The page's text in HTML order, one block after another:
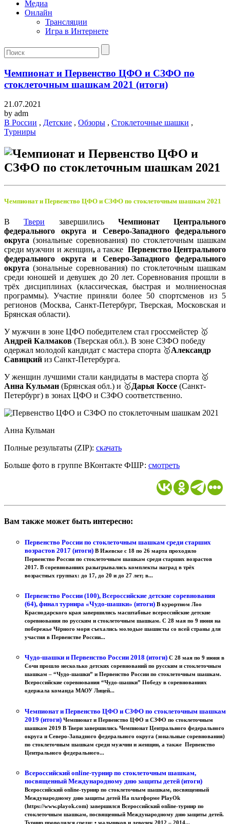
Медиа
Онлайн
Трансляции
Игра в Интернете
Чемпионат и Первенство ЦФО и СЗФО по
стоклеточным шашкам 2021 (итоги)
21.07.2021
by adm
В России , Детские , Обзоры , Стоклеточные шашки ,
Турниры
Чемпионат и Первенство ЦФО и СЗФО по стоклеточным шашкам 2021
ВТвери завершилисьЧемпионат Центрального
федерального округа и Северо-Западного федерального
округа (зональные соревнования) по стоклеточным шашкам
среди мужчин и женщин, а также Первенство Центрального
федерального округа и Северо-Западного федерального
округа (зональные соревнования) по стоклеточным шашкам
среди юношей и девушек до 20 лет. Соревнования прошли в
трёх дисциплинах (классическая, быстрая и молниеносная
программы). Участие приняли более 50 спортсменов из 5
регионов (Москва, Санкт-Петербург, Тверская, Московская и
Брянская области).
У мужчин в зоне ЦФО победителем стал гроссмейстер 🥇
Андрей Калмаков (Тверская обл.). В зоне СЗФО победу
одержал молодой кандидат с мастера спорта 🥇Александр
Савицкий из Санкт-Петербурга.
У женщин лучшими стали кандидаты в мастера спорта 🥇
Анна Кульман (Брянская обл.) и 🥇 Дарья Коссе (Санкт-
Петербург) в зонах ЦФО и СЗФО соответственно.
Анна Кульман
Полные результаты (ZIP): скачать
Больше фото в группе ВКонтакте ФШР: смотреть
Вам также может быть интересно:
Первенство России по стоклеточным шашкам среди старших
возрастов 2017 (итоги) В Ижевске с 18 по 26 марта проходило
Первенство России по стоклеточным шашкам среди старших возрастов
2017. В соревнованиях разыгрывались комплекты наград в трёх
возрастных группах: до 17, до 20 и до 27 лет; в...
Первенство России (100), Всероссийские детские соревнования
(64), финал турнира «Чудо-шашки» (итоги) В курортном Лоо
Краснодарского края завершились масштабные всероссийские детские
соревнования по русским и стоклеточным шашкам. С 28 мая по 9 июня на
побережье Чёрного моря съехались молодые шашисты со всей страны для
участия в Первенстве России...
Чудо-шашки и Первенство России 2018 (итоги) С 28 мая по 9 июня в
Сочи прошло несколько детских соревнований по русским и стоклеточным
шашкам – “Чудо-шашки” и Первенство России по стоклеточным шашкам.
Всероссийские соревнования “Чудо-шашки” Победу в соревнованиях
одержала команда МАОУ Лицей...
Чемпионат и Первенство ЦФО и СЗФО по стоклеточным шашкам
2019 (итоги) Чемпионат и Первенство ЦФО и СЗФО по стоклеточным
шашкам 2019 В Твери завершились Чемпионат Центрального федерального
округа и Северо-Западного федерального округа (зональные соревнования)
по стоклеточным шашкам среди мужчин и женщин, а также Первенство
Центрального федерального...
Всероссийский online-турнир по стоклеточным шашкам,
посвященный Международному дню защиты детей (итоги)
Всероссийский online-турнир по стоклеточным шашкам, посвященный
Международному дню защиты детей На платформе PlayOk
(https://www.playok.com) завершился Всероссийский online-турнир по
стоклеточным шашкам, посвященный Международному дню защиты детей.
Турнир проводился среди: • мальчиков и девочек 2012 – 2014...